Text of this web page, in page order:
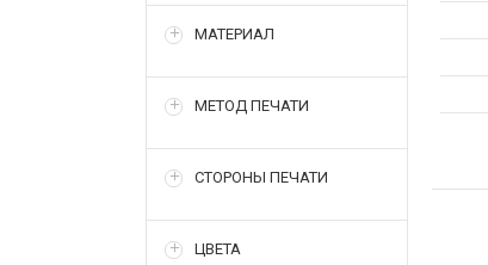
МАТЕРИАЛ
МЕТОД ПЕЧАТИ
СТОРОНЫ ПЕЧАТИ
ЦВЕТА